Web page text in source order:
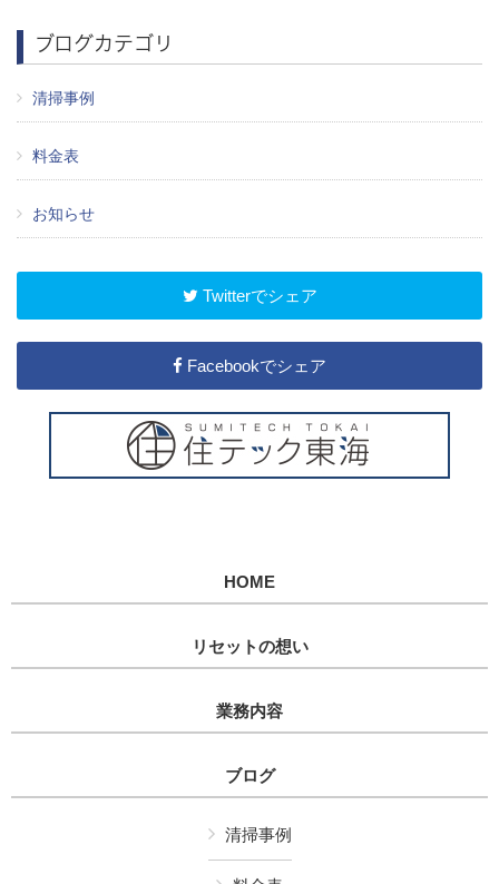
ブログカテゴリ
清掃事例
料金表
お知らせ
Twitterでシェア
Facebookでシェア
HOME
リセットの想い
業務内容
ブログ
清掃事例